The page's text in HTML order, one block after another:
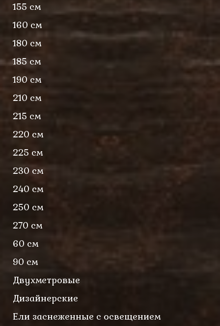
155 см
160 см
180 см
185 см
190 см
210 см
215 см
220 см
225 см
230 см
240 см
250 см
270 см
60 см
90 см
Двухметровые
Дизайнерские
Ели заснеженные с освещением